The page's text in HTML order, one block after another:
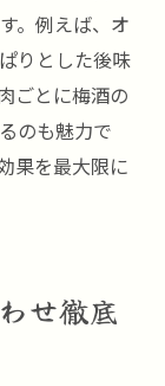
。例えば、オ
りとした後味
ごとに梅酒の
のも魅力で
果を最大限に
せ徹底